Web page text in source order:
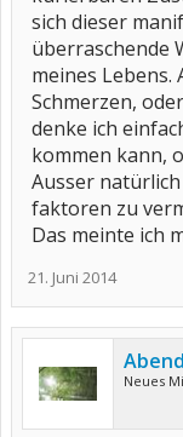
sich dieser
überraschende
meines Lebens.
Schmerzen,
denke ich
kommen kann,
Ausser
faktoren zu
Das meinte ich
21. Juni 2014
Neues